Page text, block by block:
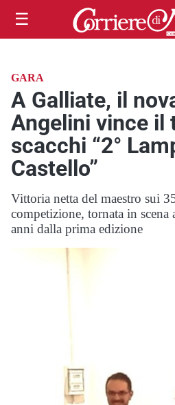
☰
GARA
A Galliate, il
Angelini vince il
scacchi “2°
Castello”
Vittoria netta del maestro sui
competizione, tornata in scena
anni dalla prima edizione